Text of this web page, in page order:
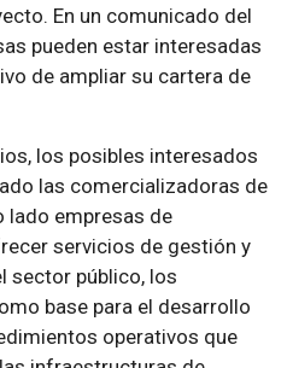
En un comunicado del
pueden estar interesadas
de ampliar su cartera de
los posibles interesados
las comercializadoras de
lado empresas de
servicios de gestión y
sector público, los
base para el desarrollo
operativos que